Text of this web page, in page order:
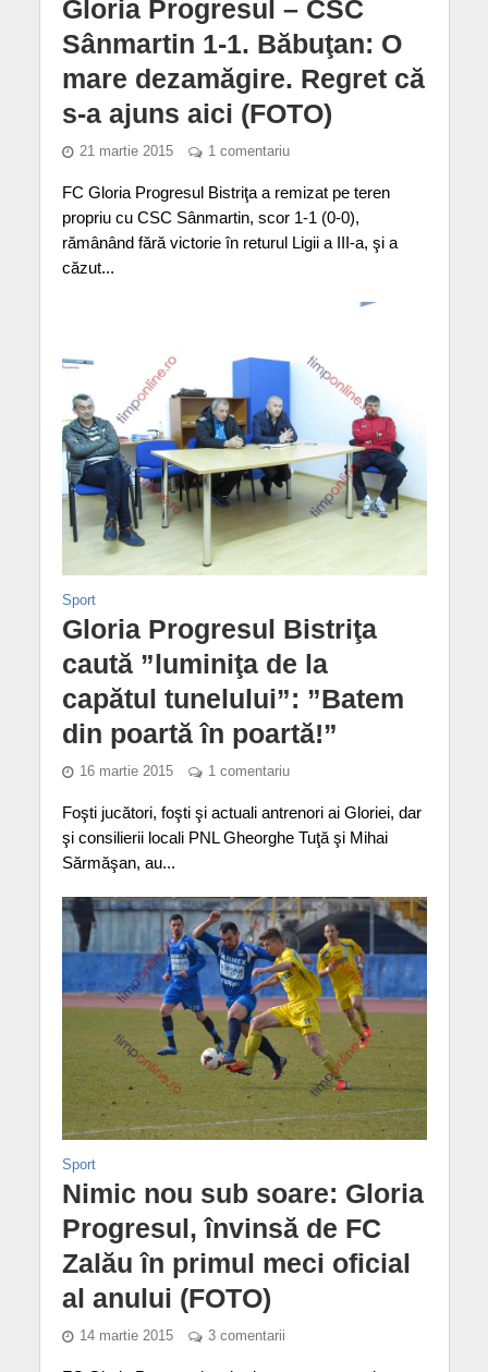
Gloria Progresul – CSC
Sânmartin 1-1. Băbuţan: O
mare dezamăgire. Regret că
s-a ajuns aici (FOTO)
21 martie 2015 1 comentariu
FC Gloria Progresul Bistriţa a remizat pe teren
propriu cu CSC Sânmartin, scor 1-1 (0-0),
rămânând fără victorie în returul Ligii a III-a, şi a
căzut...
Sport
Gloria Progresul Bistriţa
caută ”luminiţa de la
capătul tunelului”: ”Batem
din poartă în poartă!”
16 martie 2015 1 comentariu
Foşti jucători, foşti şi actuali antrenori ai Gloriei, dar
şi consilierii locali PNL Gheorghe Tuţă şi Mihai
Sărmăşan, au...
Sport
Nimic nou sub soare: Gloria
Progresul, învinsă de FC
Zalău în primul meci oficial
al anului (FOTO)
14 martie 2015 3 comentarii